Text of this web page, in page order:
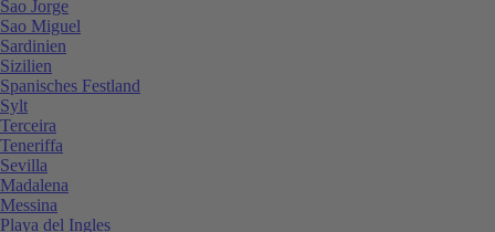
Sao Jorge
Sao Miguel
Sardinien
Sizilien
Spanisches Festland
Sylt
Terceira
Teneriffa
Sevilla
Madalena
Messina
Playa del Ingles